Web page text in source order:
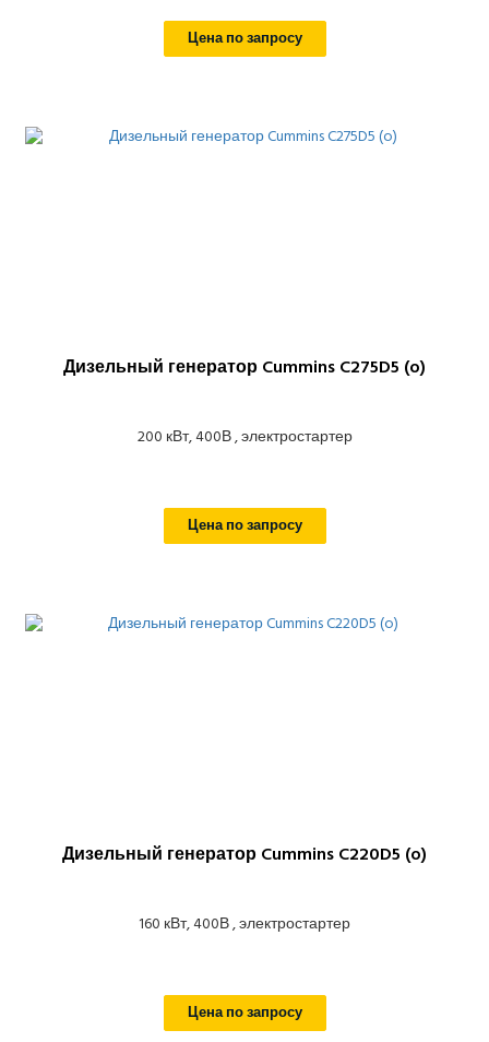
Цена по запросу
Дизельный генератор Cummins C275D5 (o)
200 кВт, 400В , электростартер
Цена по запросу
Дизельный генератор Cummins C220D5 (o)
160 кВт, 400В , электростартер
Цена по запросу